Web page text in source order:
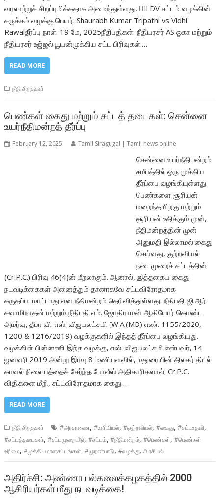
வரலாற்றுச் சிறப்புமிக்கதாக அமைந்துள்ளது. 🧑‍⚖️ DV சட்டம் வழக்கின்
சுருக்கம் வழக்கு பெயர்: Shaurabh Kumar Tripathi vs Vidhi
Rawalதீர்ப்பு நாள்: 19 மே, 2025நீதிபதிகள்: நீதியரசர் AS ஓகா மற்றும்
நீதியரசர் உஜ்ஜல் பூயன்முக்கிய சட்ட பிரிவுகள்:…
READ MORE
நீதி சிறகுகள்
பெண்கள் கைது மற்றும் சட்டத் தடைகள்: சென்னை
உயர்நீதிமன்றத் தீர்ப்பு
February 12, 2025 Tamil Siragugal | Tamil news online
சென்னை உயர்நீதிமன்றம்
சமீபத்தில் ஒரு முக்கிய
தீர்ப்பை வழங்கியுள்ளது.
பெண்களை சூரியன்
மறைந்த பிறகு மற்றும்
சூரியன் உதிக்கும் முன்,
நீதிமன்றத்தின் முன்
அனுமதி இல்லாமல் கைது
செய்வது, குற்றவியல்
நடைமுறைச் சட்டத்தின்
(Cr.P.C.) பிரிவு 46(4)ன் மீறலாகும். ஆனால், இத்தகைய கைது
நடவடிக்கைகள் அனைத்தும் தானாகவே சட்டவிரோதமாக
கருதப்படமாட்டாது என நீதிமன்றம் தெரிவித்துள்ளது. நீதிபதி ஜி.ஆர்.
சுவாமிநாதன் மற்றும் நீதிபதி எம். ஜோதிராமன் ஆகியோர் கொண்ட
அமர்வு, தீபா வி. எஸ். விஜயலட்சுமி (W.A.(MD) எண். 1155/2020,
1200 & 1216/2019) வழக்குகளில் இந்தத் தீர்ப்பை வழங்கியது.
வழக்கின் பின்னணி இந்த வழக்கு, எஸ். விஜயலட்சுமி என்பவர், 14
ஜனவரி 2019 அன்று இரவு 8 மணியளவில், மதுரையின் திலகர் திடல்
காவல் நிலையத்தைச் சேர்ந்த போலீஸ் அதிகாரிகளால், Cr.P.C.
விதிகளை மீறி, சட்டவிரோதமாக கைது…
READ MORE
நீதி சிறகுகள் #அரசாணை,#உளியியல்,#குற்றவியல்,#கைது,#சட்டஉதவி,
#சட்டத்தடைகள்,#சட்டமுறையீடு,#சட்டம்,#நீதிமன்றம்,#பெண்கள்,#பெண்கள்
உரிமை,#முக்கியமானசட்டங்கள்,#முரண்பாடு,#வழக்கு,அரசியல்
அதிர்ச்சி: அண்ணா பல்கலைக்கழகத்தில் 2000
ஆசிரியர்கள் மீது நடவடிக்கை!